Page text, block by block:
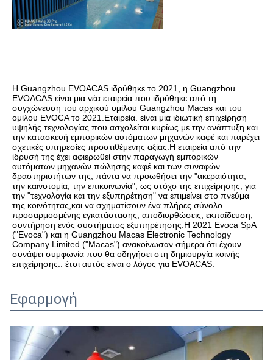
Η Guangzhou EVOACAS ιδρύθηκε το 2021, η Guangzhou
EVOACAS είναι μια νέα εταιρεία που ιδρύθηκε από τη
συγχώνευση του αρχικού ομίλου Guangzhou Macas και του
ομίλου EVOCA το 2021.Εταιρεία. είναι μια ιδιωτική επιχείρηση
υψηλής τεχνολογίας που ασχολείται κυρίως με την ανάπτυξη και
την κατασκευή εμπορικών αυτόματων μηχανών καφέ και παρέχει
σχετικές υπηρεσίες προστιθέμενης αξίας.Η εταιρεία από την
ίδρυσή της έχει αφιερωθεί στην παραγωγή εμπορικών
αυτόματων μηχανών πώλησης καφέ και των συναφών
δραστηριοτήτων της, πάντα να προωθήσει την "ακεραιότητα,
την καινοτομία, την επικοινωνία", ως στόχο της επιχείρησης, για
την "τεχνολογία και την εξυπηρέτηση" να επιμείνει στο πνεύμα
της κοινότητας,και να σχηματίσουν ένα πλήρες σύνολο
προσαρμοσμένης εγκατάστασης, αποδιορθώσεις, εκπαίδευση,
συντήρηση ενός συστήματος εξυπηρέτησης.Η 2021 Evoca SpA
("Evoca") και η Guangzhou Macas Electronic Technology
Company Limited ("Macas") ανακοίνωσαν σήμερα ότι έχουν
συνάψει συμφωνία που θα οδηγήσει στη δημιουργία κοινής
επιχείρησης.. έτσι αυτός είναι ο λόγος για EVOACAS.
Εφαρμογή